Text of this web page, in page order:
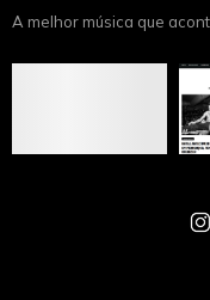
A melhor música que